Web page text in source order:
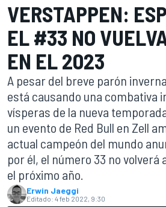
VERSTAPPEN:
EL #33 NO
EN EL 2023
A pesar del breve parón
está causando una combativa
vísperas de la nueva
un evento de Red Bull en Zell
actual campeón del mundo
por él, el número 33 no volverá
el próximo año.
Erwin Jaeggi
Editado: 4 feb 2022, 9:30